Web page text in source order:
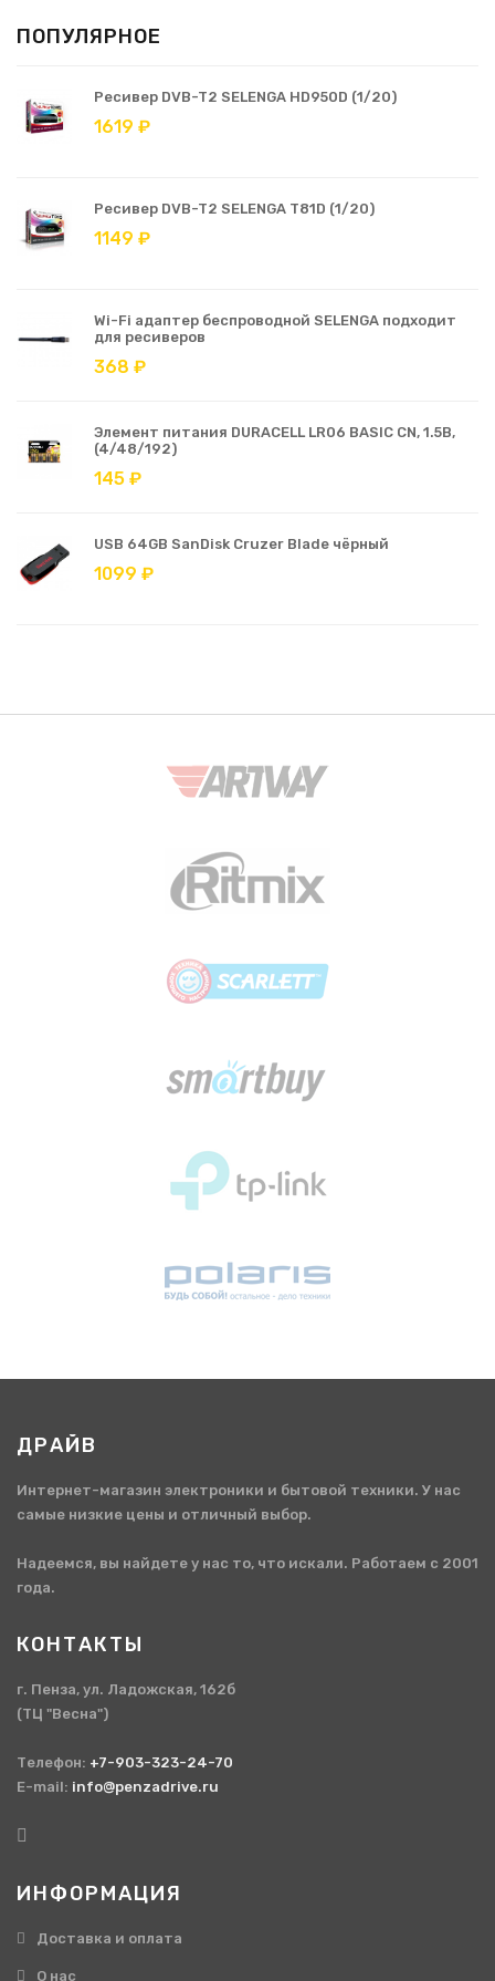
ПОПУЛЯРНОЕ
Ресивер DVB-T2 SELENGA HD950D (1/20)
1619 ₽
Ресивер DVB-T2 SELENGA T81D (1/20)
1149 ₽
Wi-Fi адаптер беспроводной SELENGA подходит
для ресиверов
368 ₽
Элемент питания DURACELL LR06 BASIC CN, 1.5В,
(4/48/192)
145 ₽
USB 64GB SanDisk Cruzer Blade чёрный
1099 ₽
ДРАЙВ
Интернет-магазин электроники и бытовой техники. У нас
самые низкие цены и отличный выбор.
Надеемся, вы найдете у нас то, что искали. Работаем с 2001
года.
КОНТАКТЫ
г. Пенза, ул. Ладожская, 162б
(ТЦ "Весна")
Телефон: +7-903-323-24-70
E-mail: info@penzadrive.ru
ИНФОРМАЦИЯ
Доставка и оплата
О нас